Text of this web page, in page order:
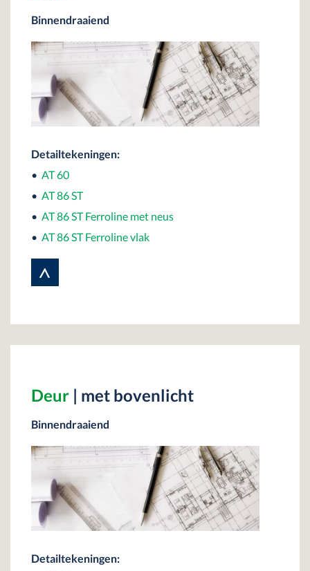
Binnendraaiend
Detailtekeningen:
• AT 60
• AT 86 ST
• AT 86 ST Ferroline met neus
• AT 86 ST Ferroline vlak
Deur | met bovenlicht
Binnendraaiend
Detailtekeningen: